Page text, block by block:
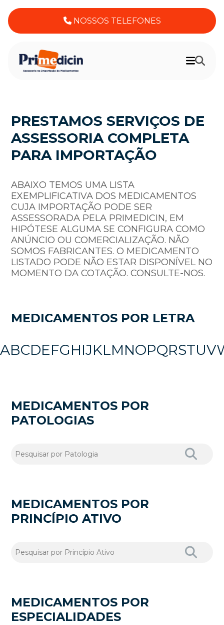
NOSSOS TELEFONES
PRESTAMOS SERVIÇOS DE
ASSESSORIA COMPLETA
PARA IMPORTAÇÃO
ABAIXO TEMOS UMA LISTA
EXEMPLIFICATIVA DOS MEDICAMENTOS
CUJA IMPORTAÇÃO PODE SER
ASSESSORADA PELA PRIMEDICIN, EM
HIPÓTESE ALGUMA SE CONFIGURA COMO
ANÚNCIO OU COMERCIALIZAÇÃO. NÃO
SOMOS FABRICANTES. O MEDICAMENTO
LISTADO PODE NÃO ESTAR DISPONÍVEL NO
MOMENTO DA COTAÇÃO. CONSULTE-NOS.
MEDICAMENTOS POR LETRA
ABCDEFGHIJKLMNOPQRSTUV
MEDICAMENTOS POR
PATOLOGIAS
MEDICAMENTOS POR
PRINCÍPIO ATIVO
MEDICAMENTOS POR
ESPECIALIDADES